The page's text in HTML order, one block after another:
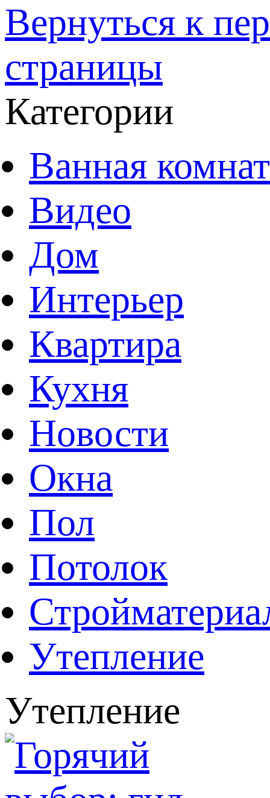
Вернуться к
страницы
Категории
Ванная
Видео
Дом
Интерьер
Квартира
Кухня
Новости
Окна
Пол
Потолок
Утепление
Утепление